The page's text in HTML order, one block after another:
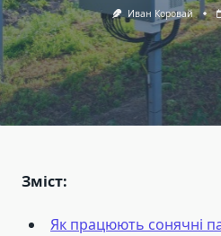
Иван Коровай
Зміст:
Як працюють сонячні